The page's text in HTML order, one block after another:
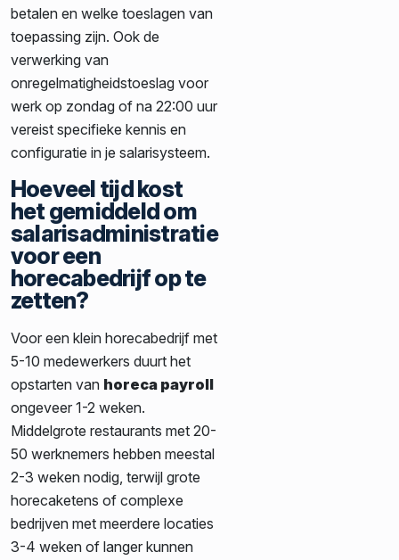
betalen en welke toeslagen van
toepassing zijn. Ook de
verwerking van
onregelmatigheidstoeslag voor
werk op zondag of na 22:00 uur
vereist specifieke kennis en
configuratie in je salarisysteem.
Hoeveel tijd kost
het gemiddeld om
salarisadministratie
voor een
horecabedrijf op te
zetten?
Voor een klein horecabedrijf met
5-10 medewerkers duurt het
opstarten van horeca payroll
ongeveer 1-2 weken.
Middelgrote restaurants met 20-
50 werknemers hebben meestal
2-3 weken nodig, terwijl grote
horecaketens of complexe
bedrijven met meerdere locaties
3-4 weken of langer kunnen